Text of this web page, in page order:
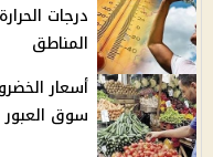
درجات
المناطق
أسعار
سوق العبور